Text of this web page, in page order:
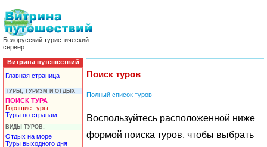
Белорусский туристический
сервер
Витрина путешествий
Главная страница
ТУРЫ, ТУРИЗМ И ОТДЫХ
ПОИСК ТУРА
Горящие туры
Туры по странам
ВИДЫ ТУРОВ:
Отдых на море
Туры выходного дня
Поиск туров
Полный список туров
Воспользуйтесь расположенной ниже
формой поиска туров, чтобы выбрать